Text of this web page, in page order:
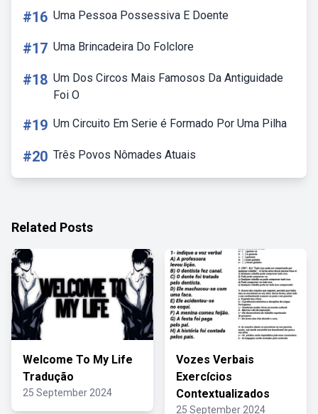
#16 Uma Pessoa Possessiva E Doente
#17 Uma Brincadeira Do Folclore
#18 Um Dos Circos Mais Famosos Da Antiguidade
Foi O
#19 Um Circuito Em Serie é Formado Por Uma Pilha
#20 Três Povos Nômades Atuais
Related Posts
Welcome To My Life
Tradução
25 September 2024
Vozes Verbais
Exercícios
Contextualizados
25 September 2024